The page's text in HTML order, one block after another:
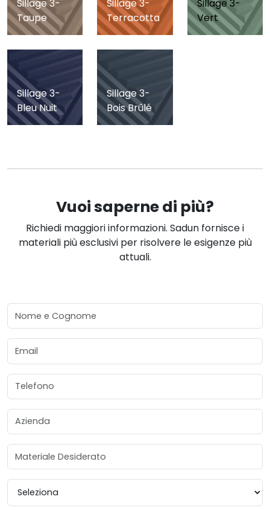
Sillage 3-
Taupe
Sillage 3-
Terracotta
Sillage 3-
Vert
Sillage 3-
Bleu Nuit
Sillage 3-
Bois Brûlé
Vuoi saperne di più?
Richiedi maggiori informazioni. Sadun fornisce i
materiali più esclusivi per risolvere le esigenze più
attuali.
Nome e Cognome
Email
Telefono
Azienda
Materiale Desiderato
Provincia